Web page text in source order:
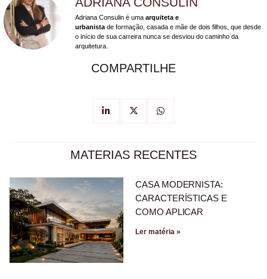
Adriana Consulin é uma arquiteta e
urbanista de formação, casada e mãe de dois filhos, que desde
o início de sua carreira nunca se desviou do caminho da
arquitetura.
COMPARTILHE
MATERIAS RECENTES
CASA MODERNISTA:
CARACTERÍSTICAS E
COMO APLICAR
Ler matéria »